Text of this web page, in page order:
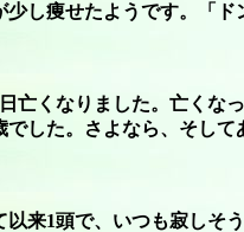
し痩せたようです。「
くなりました。亡くな
した。さよなら、そし
来1頭で、いつも寂しそ